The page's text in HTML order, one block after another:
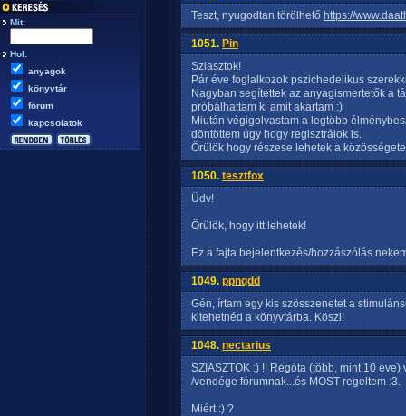
Mit:
Hol:
anyagok
könyvtár
fórum
kapcsolatok
Teszt, nyugodtan törölhető https://
1051. Pin
Sziasztok!
Pár éve foglalkozok pszichedelikus
Nagyban segítettek az anyagismertetők a
próbálhattam ki amit akartam :)
Miután végigolvastam a legtöbb
döntöttem úgy hogy regisztrálok is.
Örülök hogy részese lehetek a
1050. tesztfox
Üdv!
Örülök, hogy itt lehetek!
Ez a fajta bejelentkezés/hozzászólás
1049. ppnqdd
Gén, írtam egy kis szösszenetet a
kitehetnéd a könyvtárba. Köszi!
1048. nectarius
SZIASZTOK :) !! Régóta (több, mint 10
/vendége fórumnak...és MOST regeltem :3.
Miért :) ?